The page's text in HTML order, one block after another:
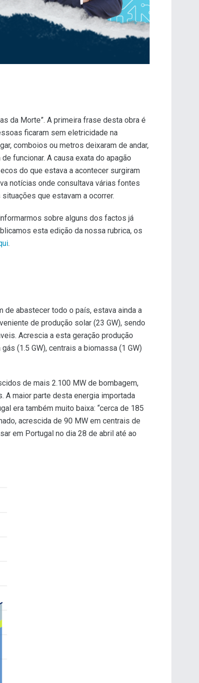
da Morte”. A primeira frase desta obra é
ficaram sem eletricidade na
comboios ou metros deixaram de andar,
funcionar. A causa exata do apagão
do que estava a acontecer surgiram
notícias onde consultava várias fontes
que estavam a ocorrer.
sobre alguns dos factos já
esta edição da nossa rubrica, os
.
de abastecer todo o país, estava ainda a
de produção solar (23 GW), sendo
Acrescia a esta geração produção
(1.5 GW), centrais a biomassa (1 GW)
de mais 2.100 MW de bombagem,
A maior parte desta energia importada
era também muito baixa: “cerca de 185
acrescida de 90 MW em centrais de
em Portugal no dia 28 de abril até ao